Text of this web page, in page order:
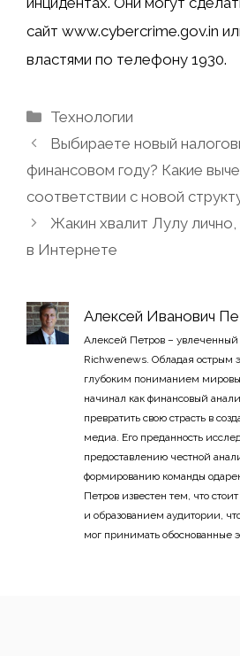
сайт www.cybercrime.gov.in
властями по телефону 1930.
Рубрики
Технологии
Выбираете новый
финансовом году? Какие
соответствии с новой
Жакин хвалит Лулу лично,
в Интернете
Алексей Иванович
Алексей Петров – увлеченный
Richwenews. Обладая острым
глубоким пониманием
начинал как финансовый
превратить свою страсть в
медиа. Его преданность
предоставлению честной
формированию команды
Петров известен тем, что
и образованием аудитории,
мог принимать обоснованные